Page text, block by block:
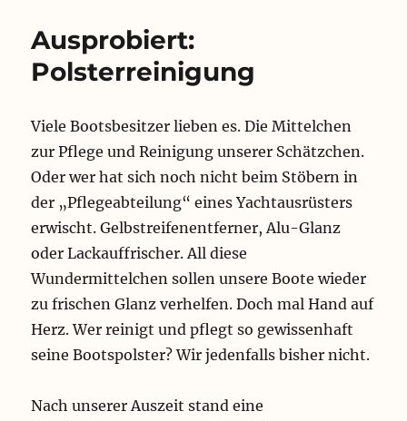
Ausprobiert:
Polsterreinigung
Viele Bootsbesitzer lieben es. Die Mittelchen
zur Pflege und Reinigung unserer Schätzchen.
Oder wer hat sich noch nicht beim Stöbern in
der „Pflegeabteilung“ eines Yachtausrüsters
erwischt. Gelbstreifenentferner, Alu-Glanz
oder Lackauffrischer. All diese
Wundermittelchen sollen unsere Boote wieder
zu frischen Glanz verhelfen. Doch mal Hand auf
Herz. Wer reinigt und pflegt so gewissenhaft
seine Bootspolster? Wir jedenfalls bisher nicht.
Nach unserer Auszeit stand eine